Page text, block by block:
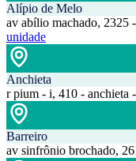
Alípio de Melo
av abílio machado, 2325
unidade
Anchieta
r pium - i, 410 - anchieta
Barreiro
av sinfrônio brochado,